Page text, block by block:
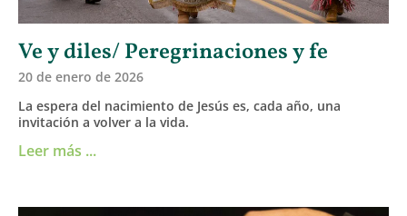
Ve y diles/ Peregrinaciones y fe
20 de enero de 2026
La espera del nacimiento de Jesús es, cada año, una
invitación a volver a la vida.
Leer más ...